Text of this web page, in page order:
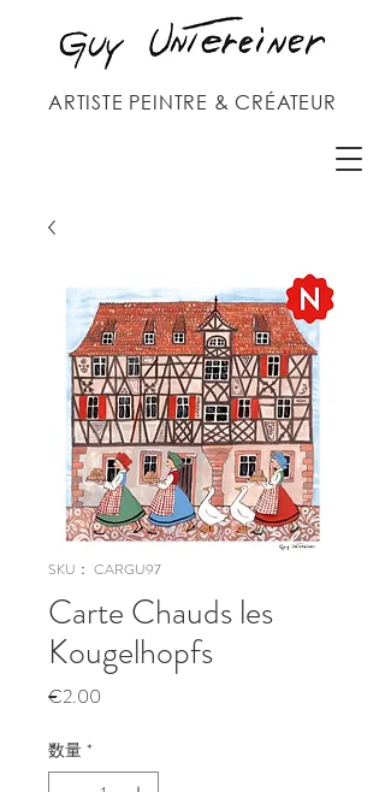
ARTISTE PEINTRE & CRÉATEUR
SKU： CARGU97
Carte Chauds les
Kougelhopfs
€2.00
数量 *